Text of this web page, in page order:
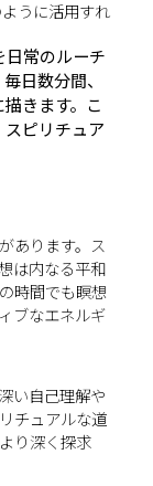
うに活用すれ
日常のルーチ
日数分間、
きます。こ
ピリチュア
あります。ス
は内なる平和
時間でも瞑想
ブなエネルギ
い自己理解や
チュアルな道
り深く探求